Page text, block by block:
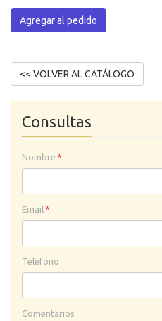
Agregar al pedido
Consultas
Nombre *
Email *
Telefono
Comentarios